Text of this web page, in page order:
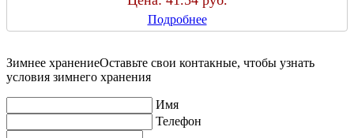
Подробнее
Зимнее хранениеОставьте свои контакные, чтобы узнать
условия зимнего хранения
Имя
Телефон